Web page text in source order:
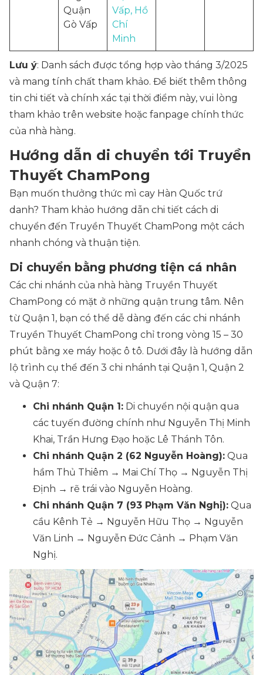
Quận
Gò Vấp
Vấp, Hồ
Chí
Minh
Lưu ý: Danh sách được tổng hợp vào tháng 3/2025
và mang tính chất tham khảo. Để biết thêm thông
tin chi tiết và chính xác tại thời điểm này, vui lòng
tham khảo trên website hoặc fanpage chính thức
của nhà hàng.
Hướng dẫn di chuyển tới Truyền
Thuyết ChamPong
Bạn muốn thưởng thức mì cay Hàn Quốc trứ
danh? Tham khảo hướng dẫn chi tiết cách di
chuyển đến Truyền Thuyết ChamPong một cách
nhanh chóng và thuận tiện.
Di chuyển bằng phương tiện cá nhân
Các chi nhánh của nhà hàng Truyền Thuyết
ChamPong có mặt ở những quận trung tâm. Nên
từ Quận 1, bạn có thể dễ dàng đến các chi nhánh
Truyền Thuyết ChamPong chỉ trong vòng 15 – 30
phút bằng xe máy hoặc ô tô. Dưới đây là hướng dẫn
lộ trình cụ thể đến 3 chi nhánh tại Quận 1, Quận 2
và Quận 7:
Chi nhánh Quận 1: Di chuyển nội quận qua
các tuyến đường chính như Nguyễn Thị Minh
Khai, Trần Hưng Đạo hoặc Lê Thánh Tôn.
Chi nhánh Quận 2 (62 Nguyễn Hoàng): Qua
hầm Thủ Thiêm → Mai Chí Thọ → Nguyễn Thị
Định → rẽ trái vào Nguyễn Hoàng.
Chi nhánh Quận 7 (93 Phạm Văn Nghị): Qua
cầu Kênh Tẻ → Nguyễn Hữu Thọ → Nguyễn
Văn Linh → Nguyễn Đức Cảnh → Phạm Văn
Nghị.